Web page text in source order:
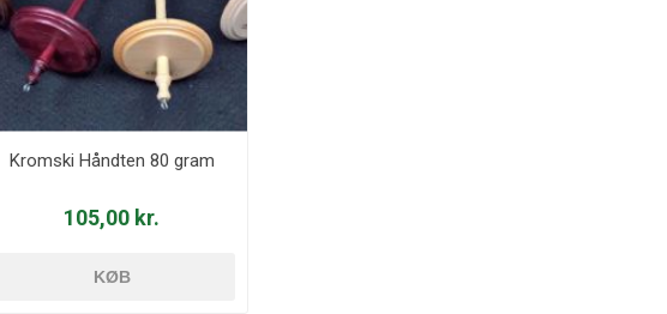
Kromski Håndten 80 gram
105,00 kr.
KØB